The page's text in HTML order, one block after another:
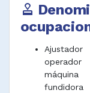
approval
Ajustador
operador
máquina